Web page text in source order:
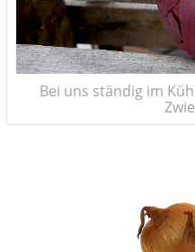
Bei uns ständig im